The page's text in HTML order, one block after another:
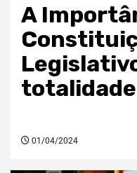
A
01/04/2024